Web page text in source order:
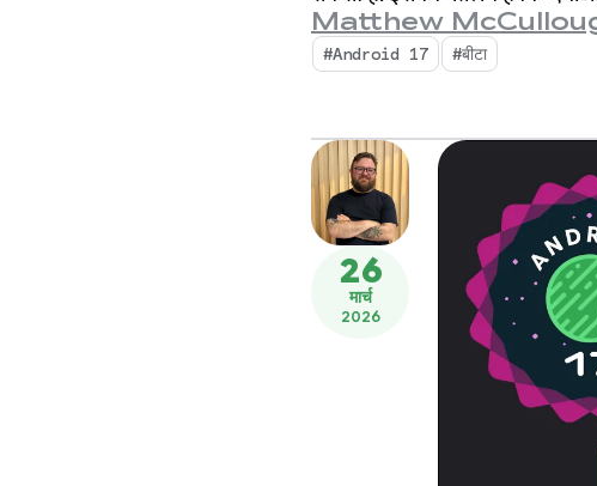
की जांच की जा सकती है. साथ ही,
Matthew
#Android 17 #बीटा
26
मार्च
2026